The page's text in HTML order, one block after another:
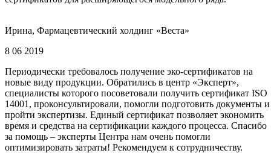
Ирина, Фармацевтический холдинг «Веста»
8 06 2019
Периодически требовалось получение эко-сертификатов на
новые виду продукции. Обратились в центр «Эксперт»,
специалисты которого посоветовали получить сертификат ISO
14001, проконсультировали, помогли подготовить документы и
пройти экспертизы. Единый сертификат позволяет экономить
время и средства на сертификации каждого процесса. Спасибо
за помощь – эксперты Центра нам очень помогли
оптимизировать затраты! Рекомендуем к сотрудничеству.